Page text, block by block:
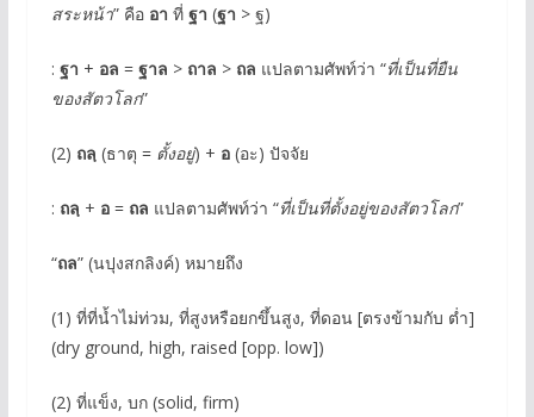
สระหน้า” คือ อา ที่ ฐา (ฐา > ฐ)
: ฐา + อล = ฐาล > ถาล > ถล แปลตามศัพท์ว่า “ที่เป็นที่ยืน
ของสัตวโลก”
(2) ถลฺ (ธาตุ = ตั้งอยู่) + อ(อะ) ปัจจัย
: ถลฺ + อ= ถล แปลตามศัพท์ว่า “ที่เป็นที่ตั้งอยู่ของสัตวโลก”
“ถล” (นปุงสกลิงค์) หมายถึง
(1) ที่ที่น้ำไม่ท่วม, ที่สูงหรือยกขึ้นสูง, ที่ดอน [ตรงข้ามกับ ต่ำ]
(dry ground, high, raised [opp. low])
(2) ที่แข็ง, บก (solid, firm)